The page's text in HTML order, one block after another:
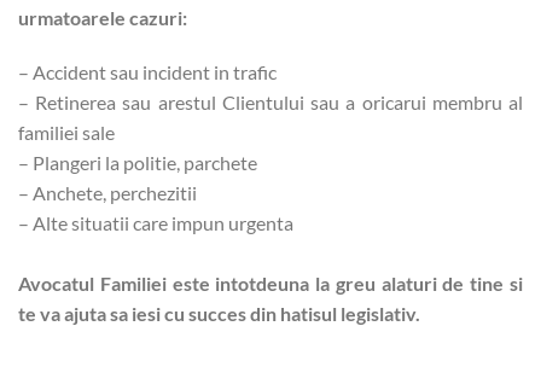
urmatoarele cazuri:
– Accident sau incident in trafic
– Retinerea sau arestul Clientului sau a oricarui membru al
familiei sale
– Plangeri la politie, parchete
– Anchete, perchezitii
– Alte situatii care impun urgenta
Avocatul Familiei este intotdeuna la greu alaturi de tine si
te va ajuta sa iesi cu succes din hatisul legislativ.